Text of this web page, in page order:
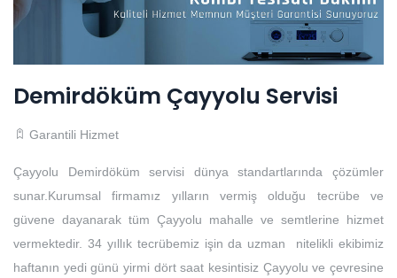
Demirdöküm Çayyolu Servisi
Garantili Hizmet
Çayyolu Demirdöküm servisi dünya standartlarında çözümler
sunar.Kurumsal firmamız yılların vermiş olduğu tecrübe ve
güvene dayanarak tüm Çayyolu mahalle ve semtlerine hizmet
vermektedir. 34 yıllık tecrübemiz işin da uzman nitelikli ekibimiz
haftanın yedi günü yirmi dört saat kesintisiz Çayyolu ve çevresine